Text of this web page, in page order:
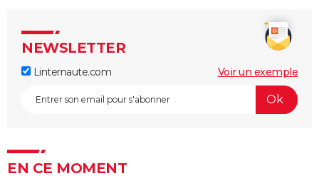
NEWSLETTER
Linternaute.com Voir un exemple
EN CE MOMENT